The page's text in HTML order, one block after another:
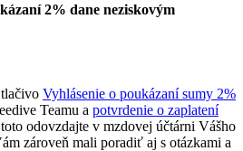
2% dane neziskovým
Vyhlásenie o poukázaní sumy 2%
Teamu a potvrdenie o zaplatení
odovzdajte v mzdovej účtárni Vášho
zároveň mali poradiť aj s otázkami a